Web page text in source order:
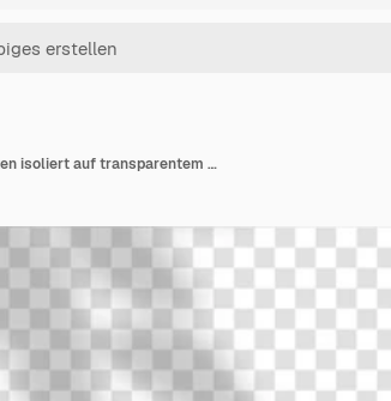
Schattenüberlagerungseffekt Natürliche Schatten isoliert auf transparentem Hintergrund Vektorillustration